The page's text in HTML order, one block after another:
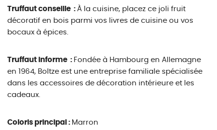
Truffaut conseille : À la cuisine, placez ce joli fruit
décoratif en bois parmi vos livres de cuisine ou vos
bocaux à épices.
Truffaut informe : Fondée à Hambourg en Allemagne
en 1964, Boltze est une entreprise familiale spécialisée
dans les accessoires de décoration intérieure et les
cadeaux.
Coloris principal : Marron